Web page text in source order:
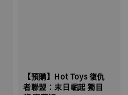
【預購】Hot Toys 復仇
者聯盟：末日崛起 獨目